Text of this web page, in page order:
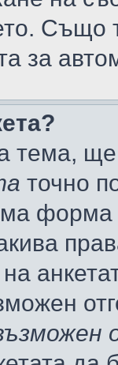
Също
за
тема,
точно
форма